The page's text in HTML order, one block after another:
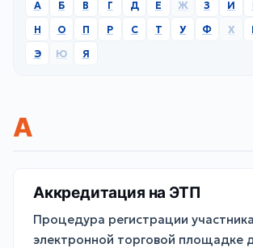
А Б В Г Д Е Ж З И
Н
О П Р С Т У Ф Х
Э
Ю Я
А
Аккредитация на ЭТП
Процедура регистрации
электронной торговой площадке